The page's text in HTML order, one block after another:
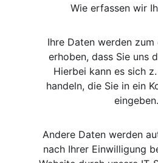
Wie erfassen wir
Ihre Daten werden
erhoben, dass Sie uns
Hierbei kann es sich
handeln, die Sie in ein
eingeben.
Andere Daten werden
nach Ihrer Einwilligung